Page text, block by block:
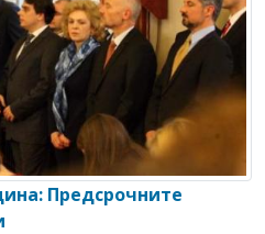
Предсрочните